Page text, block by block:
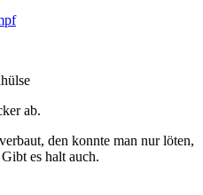
ab.
den konnte man nur löten,
es halt auch.